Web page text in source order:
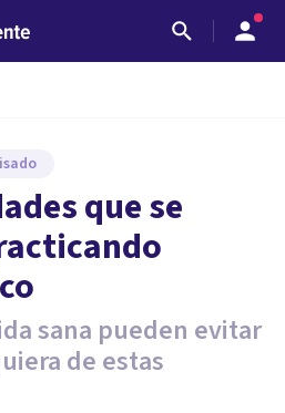
que se
sana pueden evitar
de estas